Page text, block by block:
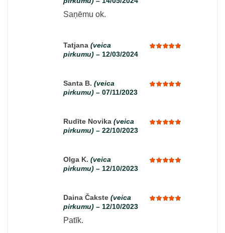
Saņēmu ok.
Tatjana (veica
pirkumu) – 12/03/2024
Santa B. (veica
pirkumu) – 07/11/2023
Rudīte Novika (veica
pirkumu) – 22/10/2023
Olga K. (veica
pirkumu) – 12/10/2023
Daina Čakste (veica
pirkumu) – 12/10/2023
Patīk.